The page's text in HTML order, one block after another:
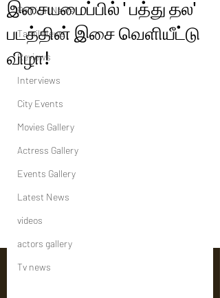
Political News
Tamil News
Reviews
Interviews
City Events
Movies Gallery
Actress Gallery
Events Gallery
Latest News
videos
actors gallery
Tv news
இசையமைப்பில் ' பத்து தல'
படத்தின் இசை வெளியீட்டு
விழா!